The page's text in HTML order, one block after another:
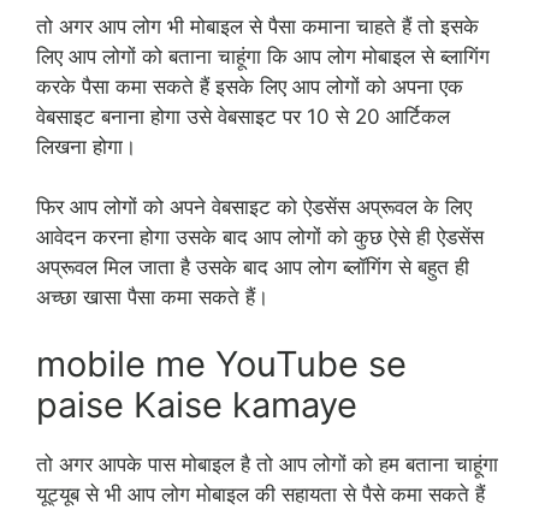
तो अगर आप लोग भी मोबाइल से पैसा कमाना चाहते हैं तो इसके
लिए आप लोगों को बताना चाहूंगा कि आप लोग मोबाइल से ब्लागिंग
करके पैसा कमा सकते हैं इसके लिए आप लोगों को अपना एक
वेबसाइट बनाना होगा उसे वेबसाइट पर 10 से 20 आर्टिकल
लिखना होगा।
फिर आप लोगों को अपने वेबसाइट को ऐडसेंस अप्रूवल के लिए
आवेदन करना होगा उसके बाद आप लोगों को कुछ ऐसे ही ऐडसेंस
अप्रूवल मिल जाता है उसके बाद आप लोग ब्लॉगिंग से बहुत ही
अच्छा खासा पैसा कमा सकते हैं।
mobile me YouTube se
paise Kaise kamaye
तो अगर आपके पास मोबाइल है तो आप लोगों को हम बताना चाहूंगा
यूट्यूब से भी आप लोग मोबाइल की सहायता से पैसे कमा सकते हैं